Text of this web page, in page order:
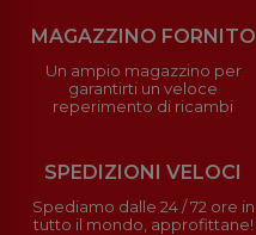
MAGAZZINO FORNITO
Un ampio magazzino per
garantirti un veloce
reperimento di ricambi
SPEDIZIONI VELOCI
Spediamo dalle 24 / 72 ore in
tutto il mondo, approfittane!